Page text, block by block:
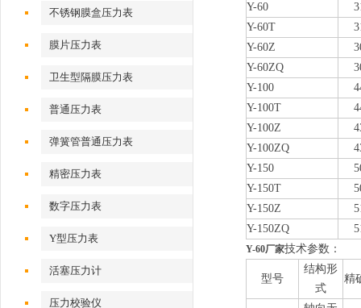
不锈钢膜盒压力表
膜片压力表
卫生型隔膜压力表
普通压力表
弹簧管普通压力表
精密压力表
数字压力表
Y型压力表
活塞压力计
压力校验仪
Y-60
Y-60T
Y-60Z
Y-60ZQ
Y-100
Y-100T
Y-100Z
Y-100ZQ
Y-150
Y-150T
Y-150Z
Y-150ZQ
Y-60厂家技术参数：
型号
结构形
式
精